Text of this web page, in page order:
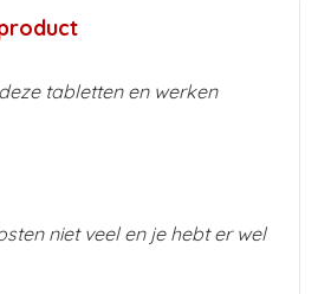
tabletten en werken
niet veel en je hebt er wel